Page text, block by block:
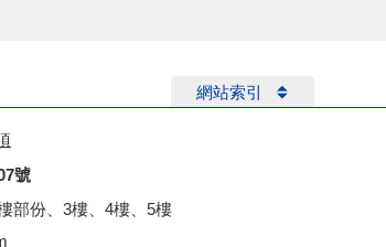
網站索引
號
部份、3樓、4樓、5樓